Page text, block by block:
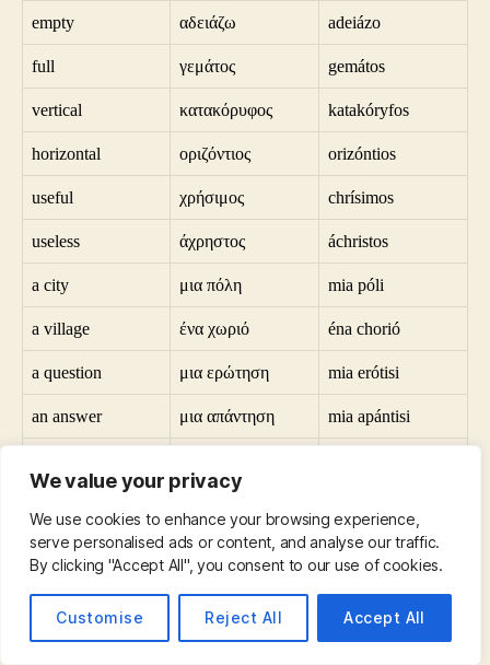
We value your privacy
We use cookies to enhance your browsing experience,
serve personalised ads or content, and analyse our traffic.
By clicking "Accept All", you consent to our use of cookies.
Customise Reject All Accept All
empty αδειάζω adeiázo
full γεμάτος gemátos
vertical κατακόρυφος katakóryfos
horizontal οριζόντιος orizóntios
useful χρήσιμος chrísimos
useless άχρηστος áchristos
a city μια πόλη mia póli
a village ένα χωριό éna chorió
a question μια ερώτηση mia erótisi
an answer μια απάντηση mia apántisi
all όλα óla
nothing τίποτα típota